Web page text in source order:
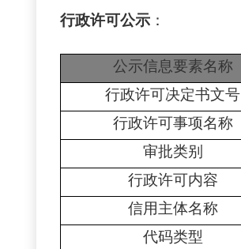
行政许可公示 ：
公示信息要素名称
行政许可决定书文号
行政许可事项名称
审批类别
行政许可内容
信用主体名称
代码类型